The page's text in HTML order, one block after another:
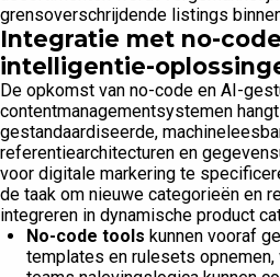
grensoverschrijdende listings
Integratie met no-
intelligentie-
De opkomst van no-code en AI-
contentmanagementsystemen
gestandaardiseerde,
referentiearchitecturen en
voor digitale markering te
de taak om nieuwe categorieën en
integreren in dynamische product
No-code tools kunnen vooraf
templates en rulesets